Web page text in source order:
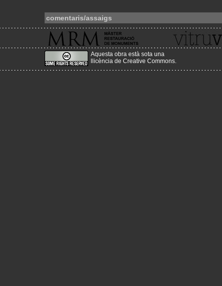
comentaris/assaigs
Aquesta obra està sota una
llicència de Creative Commons.